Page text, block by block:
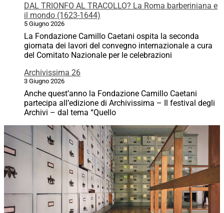
DAL TRIONFO AL TRACOLLO? La Roma barberiniana e
il mondo (1623-1644)
5 Giugno 2026
La Fondazione Camillo Caetani ospita la seconda
giornata dei lavori del convegno internazionale a cura
del Comitato Nazionale per le celebrazioni
Archivissima 26
3 Giugno 2026
Anche quest’anno la Fondazione Camillo Caetani
partecipa all’edizione di Archivissima – Il festival degli
Archivi – dal tema “Quello